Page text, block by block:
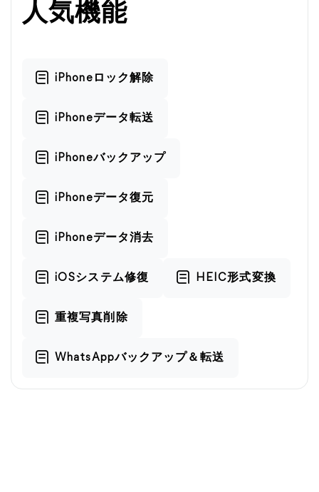
人気機能
iPhoneロック解除
iPhoneデータ転送
iPhoneバックアップ
iPhoneデータ復元
iPhoneデータ消去
iOSシステム修復 HEIC形式変換
重複写真削除
WhatsAppバックアップ＆転送